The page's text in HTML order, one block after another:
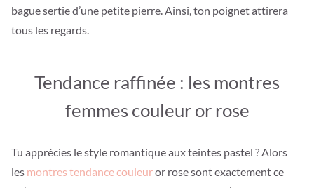
bague sertie d’une petite pierre. Ainsi, ton poignet attirera
tous les regards.
Tendance raffinée : les montres
femmes couleur or rose
Tu apprécies le style romantique aux teintes pastel ? Alors
les montres tendance couleuror rose sont exactement ce